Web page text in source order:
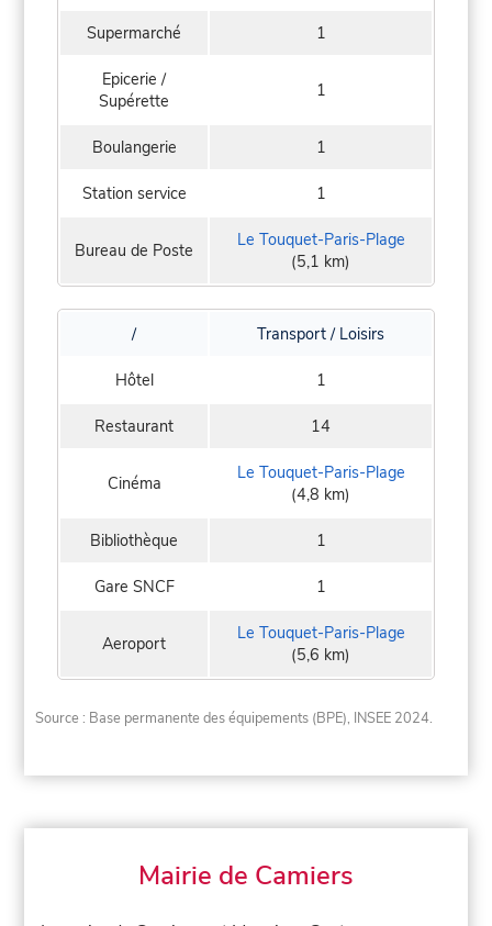
Supermarché 1
Epicerie /
Supérette
1
Boulangerie 1
Station service 1
Bureau de Poste
Le Touquet-Paris-Plage
(5,1 km)
/ Transport / Loisirs
Hôtel 1
Restaurant 14
Cinéma
Le Touquet-Paris-Plage
(4,8 km)
Bibliothèque 1
Gare SNCF 1
Aeroport
Le Touquet-Paris-Plage
(5,6 km)
Source : Base permanente des équipements (BPE), INSEE 2024.
Mairie de Camiers